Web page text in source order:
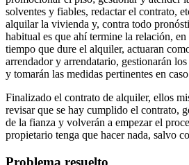
solventes y fiables, redactar el contrato,
alquilar la vivienda y, contra todo
habitual es que ahí termine la relación, en
tiempo que dure el alquiler, actuaran
arrendador y arrendatario, gestionarán
y tomarán las medidas pertinentes en
Finalizado el contrato de alquiler, ellos
revisar que se hay cumplido el contrato,
de la fianza y volverán a empezar el
propietario tenga que hacer nada, salvo
Problema resuelto